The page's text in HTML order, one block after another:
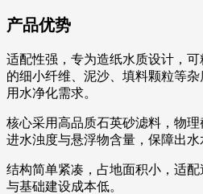
产品优势
适配性强，专为造纸水质设计，
的细小纤维、泥沙、填料颗粒等
用水净化需求。
核心采用高品质石英砂滤料，物
进水浊度与悬浮物含量，保障出水
结构简单紧凑，占地面积小，适
与基础建设成本低。